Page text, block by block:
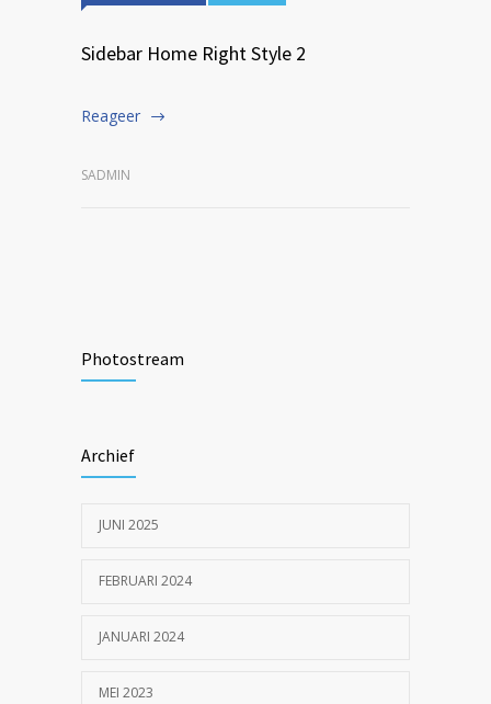
Sidebar Home Right Style 2
Reageer
SADMIN
Photostream
Archief
JUNI 2025
FEBRUARI 2024
JANUARI 2024
MEI 2023